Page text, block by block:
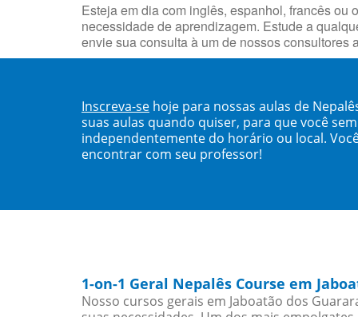
Esteja em dia com inglês, espanhol, francês
necessidade de aprendizagem. Estude a
envie sua consulta à um de nossos consultores
Inscreva-se hoje para nossas aulas de
suas aulas quando quiser, para que você
independentemente do horário ou local.
encontrar com seu professor!
1-on-1 Geral Nepalês Course em
Nosso cursos gerais em Jaboatão dos